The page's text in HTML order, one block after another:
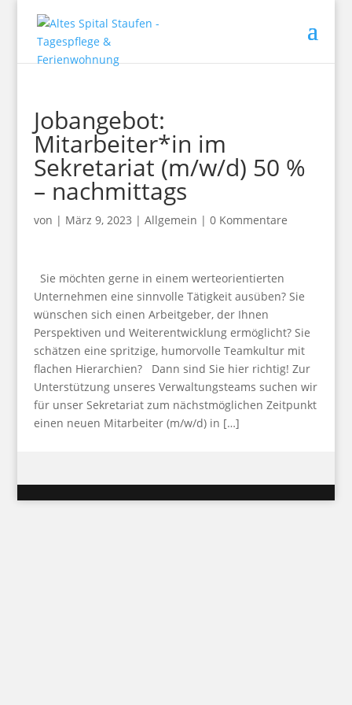
Jobangebot:
Mitarbeiter*in im
Sekretariat (m/w/d) 50 %
– nachmittags
von | März 9, 2023 | Allgemein | 0 Kommentare
Sie möchten gerne in einem werteorientierten
Unternehmen eine sinnvolle Tätigkeit ausüben? Sie
wünschen sich einen Arbeitgeber, der Ihnen
Perspektiven und Weiterentwicklung ermöglicht? Sie
schätzen eine spritzige, humorvolle Teamkultur mit
flachen Hierarchien? Dann sind Sie hier richtig! Zur
Unterstützung unseres Verwaltungsteams suchen wir
für unser Sekretariat zum nächstmöglichen Zeitpunkt
einen neuen Mitarbeiter (m/w/d) in […]